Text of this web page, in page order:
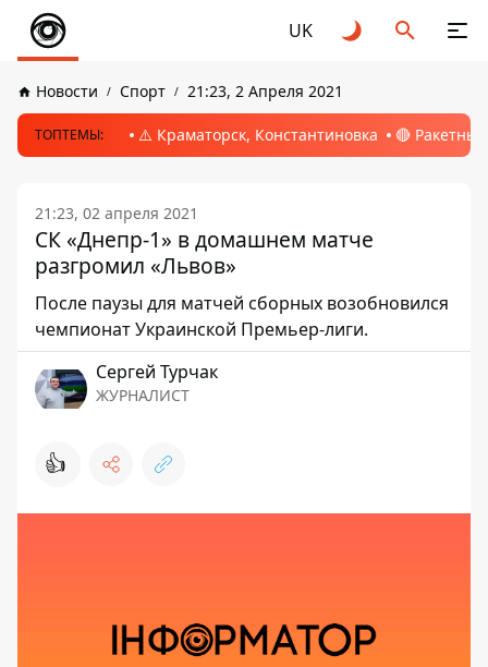
UK
Новости Спорт 21:23, 2 Апреля 2021
ТОПТЕМЫ: ⚠️ Краматорск, Константиновка 🔴
21:23, 02 апреля 2021
СК «Днепр-1» в домашнем матче
разгромил «Львов»
После паузы для матчей сборных возобновился
чемпионат Украинской Премьер-лиги.
Сергей Турчак
ЖУРНАЛИСТ
👍